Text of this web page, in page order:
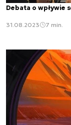
Debata o wpływie
31.08.2023 7 min.